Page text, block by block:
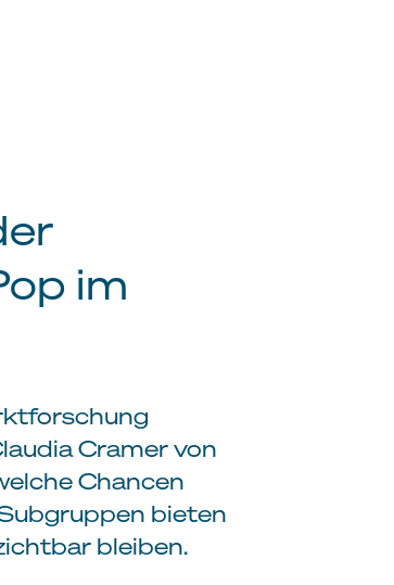
im
Cramer von
Chancen
bieten
bleiben.